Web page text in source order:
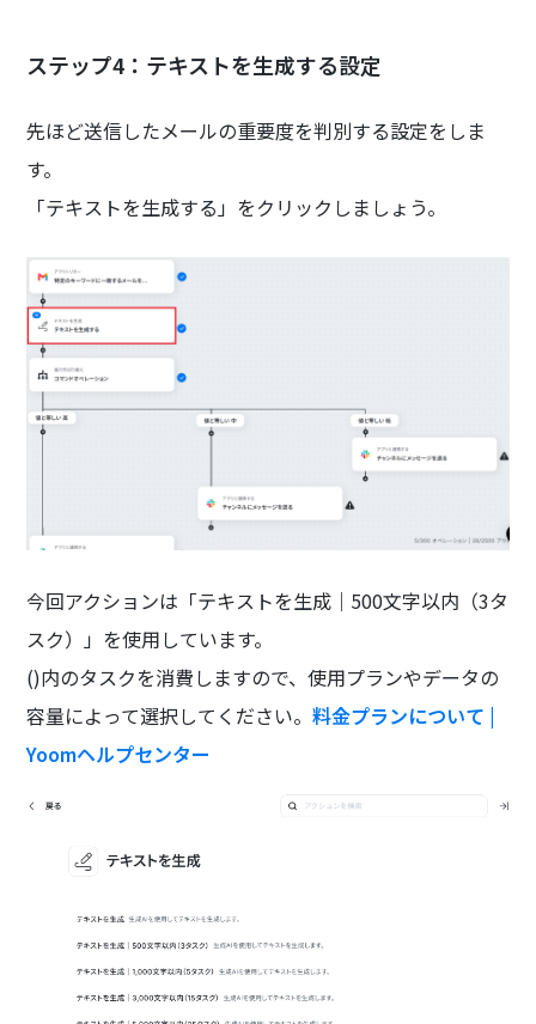
ステップ4：テキストを生成する設定
先ほど送信したメールの重要度を判別する設定をしま
す。
「テキストを生成する」をクリックしましょう。
今回アクションは「テキストを生成｜500文字以内（3タ
スク）」を使用しています。
()内のタスクを消費しますので、使用プランやデータの
容量によって選択してください。料金プランについて |
Yoomヘルプセンター